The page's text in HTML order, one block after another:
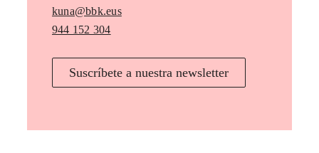
kuna@bbk.eus
944 152 304
Suscríbete a nuestra newsletter